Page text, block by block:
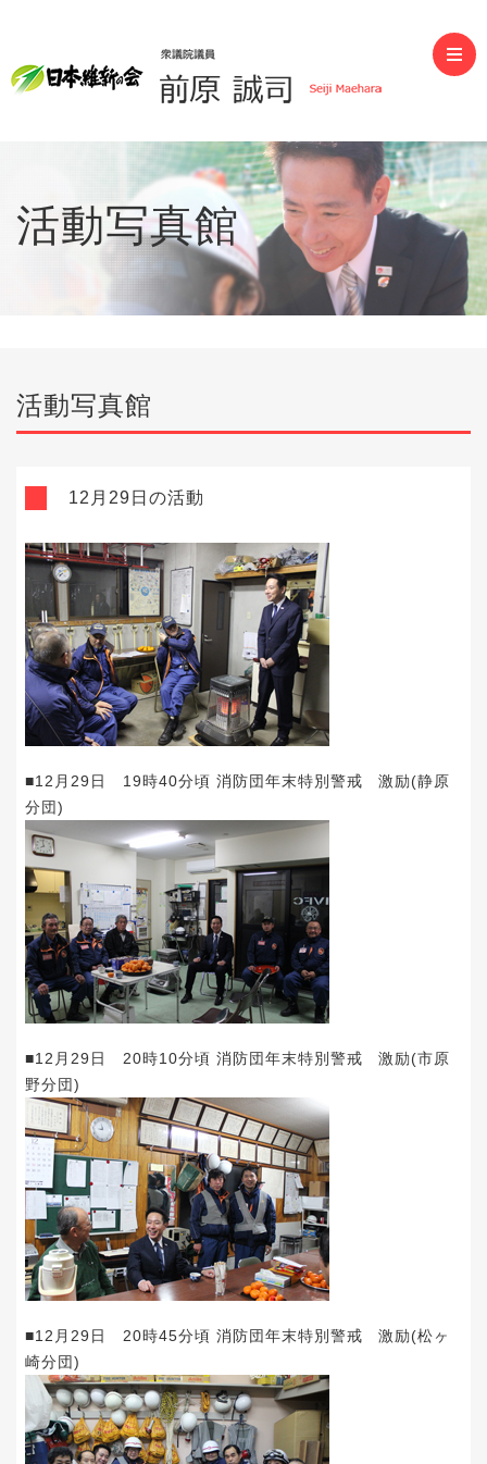
前原誠司（衆議院議員）
活動写真館
活動写真館
12月29日の活動
■12月29日 19時40分頃 消防団年末特別警戒 激励(静原
分団)
■12月29日 20時10分頃 消防団年末特別警戒 激励(市原
野分団)
■12月29日 20時45分頃 消防団年末特別警戒 激励(松ヶ
崎分団)